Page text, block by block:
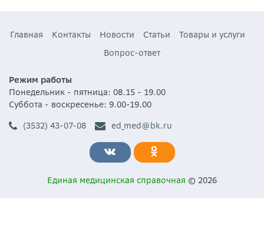
Главная Контакты Новости Статьи
Товары и услуги
Вопрос-ответ
Режим работы
Понедельник - пятница: 08.15 - 19.00
Суббота - воскресенье: 9.00-19.00
(3532) 43-07-08
ed_med@bk.ru
Единая медицинская справочная © 2026